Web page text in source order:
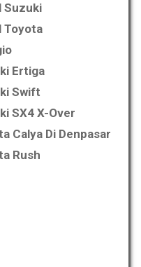
Suzuki
Toyota
Ertiga
Swift
SX4 X-Over
Calya Di Denpasar
Rush